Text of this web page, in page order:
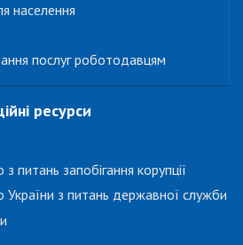
населення
послуг роботодавцям
ресурси
питань запобігання корупції
України з питань державної служби